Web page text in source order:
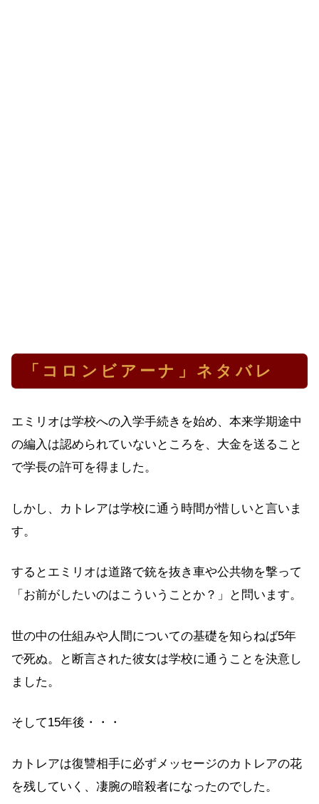
「コロンビアーナ」ネタバレ
エミリオは学校への入学手続きを始め、本来学期途中
の編入は認められていないところを、大金を送ること
で学長の許可を得ました。
しかし、カトレアは学校に通う時間が惜しいと言いま
す。
するとエミリオは道路で銃を抜き車や公共物を撃って
「お前がしたいのはこういうことか？」と問います。
世の中の仕組みや人間についての基礎を知らねば5年
で死ぬ。と断言された彼女は学校に通うことを決意し
ました。
そして15年後・・・
カトレアは復讐相手に必ずメッセージのカトレアの花
を残していく、凄腕の暗殺者になったのでした。